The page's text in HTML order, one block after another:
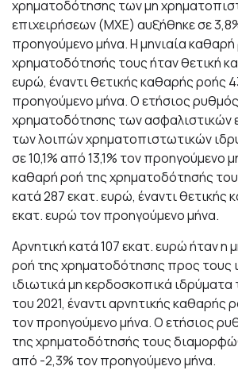
χρηματοδότησης των μη
επιχειρήσεων (ΜΧΕ) αυξήθηκε σε
προηγούμενο μήνα. Η μηνιαία καθαρή
χρηματοδότησής τους ήταν θετική
ευρώ, έναντι θετικής καθαρής ροής
προηγούμενο μήνα. Ο ετήσιος
χρηματοδότησης των ασφαλιστικών
των λοιπών χρηματοπιστωτικών
σε 10,1% από 13,1% τον προηγούμενο
καθαρή ροή της χρηματοδότησής
κατά 287 εκατ. ευρώ, έναντι θετικής
εκατ. ευρώ τον προηγούμενο μήνα.
Αρνητική κατά 107 εκατ. ευρώ ήταν η
ροή της χρηματοδότησης προς τους
ιδιωτικά μη κερδοσκοπικά ιδρύματα
του 2021, έναντι αρνητικής καθαρής
τον προηγούμενο μήνα. Ο ετήσιος
της χρηματοδότησής τους
από -2,3% τον προηγούμενο μήνα.